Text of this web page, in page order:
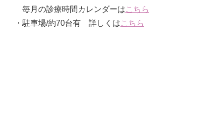
毎月の診療時間カレンダーはこちら
・駐車場/約70台有 詳しくはこちら